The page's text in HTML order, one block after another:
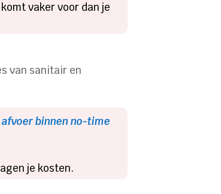
vaker voor dan je
van sanitair en
afvoer binnen no-time
je kosten.